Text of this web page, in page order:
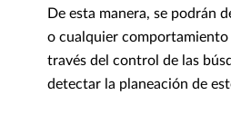
De esta manera, se podrán
o cualquier comportamiento
través del control de las
detectar la planeación de